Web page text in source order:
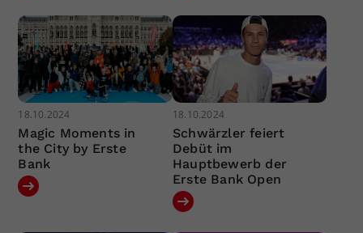
18.10.2024
Magic Moments in
the City by Erste
Bank
18.10.2024
Schwärzler feiert
Debüt im
Hauptbewerb der
Erste Bank Open